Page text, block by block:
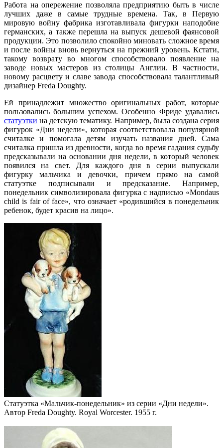
Работа на опережение позволяла предприятию быть в числе
лучших даже в самые трудные времена. Так, в Первую
мировую войну фабрика изготавливала фигурки наподобие
германских, а также перешла на выпуск дешевой фаянсовой
продукции. Это позволило спокойно миновать сложное время
и после войны вновь вернуться на прежний уровень. Кстати,
такому возврату во многом способствовало появление на
заводе новых мастеров из столицы Англии. В частности,
новому расцвету и славе завода способствовала талантливый
дизайнер Freda Doughty.
Ей принадлежит множество оригинальных работ, которые
пользовались большим успехом. Особенно Фриде удавались
статуэтки на детскую тематику. Например, была создана серия
фигурок «Дни недели», которая соответствовала популярной
считалке и помогала детям изучать названия дней. Сама
считалка пришла из древности, когда во время гадания судьбу
предсказывали на основании дня недели, в который человек
появился на свет. Для каждого дня в серии выпускали
фигурку мальчика и девочки, причем прямо на самой
статуэтке подписывали и предсказание. Например,
понедельник символизировала фигурка с надписью «Mondaus
child is fair of face», что означает «родившийся в понедельник
ребенок, будет красив на лицо».
Статуэтка «Мальчик-понедельник» из серии «Дни недели».
Автор Freda Doughty. Royal Worcester. 1955 г.